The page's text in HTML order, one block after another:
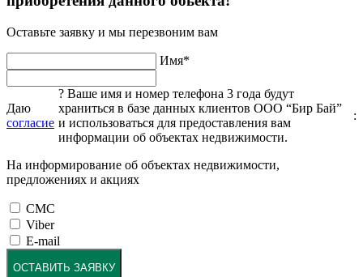
Оставьте заявку и мы перезвоним вам
Имя*
Даю
согласие
? Ваше имя и номер телефона 3 года будут
храниться в базе данных клиентов ООО “Бир Бай”
и использоваться для предоставления вам
информации об объектах недвижимости.
:
На информирование об объектах недвижимости,
предложениях и акциях
СМС
Viber
E-mail
ОСТАВИТЬ ЗАЯВКУ